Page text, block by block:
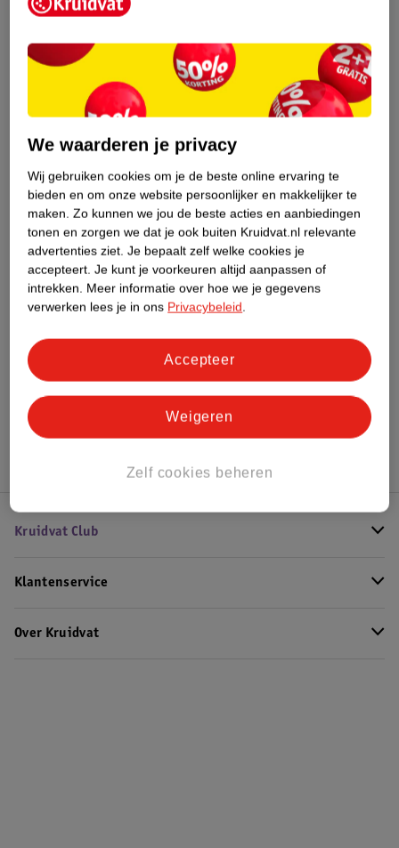
Etiketinformatie
Dit product heeft (nog) geen Nature
Impact Score.
Meer informatie
Bestel & Bezorginformatie
Bekijk ook
Meer
Hoe controleren wij de reviews?
Kruidvat Club
Klantenservice
Over Kruidvat
We waarderen je privacy
Wij gebruiken cookies om je de beste online ervaring te
bieden en om onze website persoonlijker en makkelijker te
maken. Zo kunnen we jou de beste acties en aanbiedingen
tonen en zorgen we dat je ook buiten Kruidvat.nl relevante
advertenties ziet. Je bepaalt zelf welke cookies je
accepteert. Je kunt je voorkeuren altijd aanpassen of
intrekken. Meer informatie over hoe we je gegevens
verwerken lees je in ons Privacybeleid.
Zelf cookies beheren
Weigeren
Accepteer